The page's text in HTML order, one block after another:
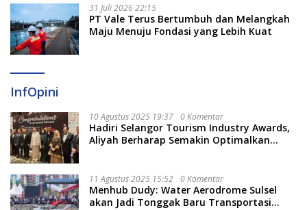
31 Juli 2026 22:15
PT Vale Terus Bertumbuh dan Melangkah
Maju Menuju Fondasi yang Lebih Kuat
InfOpini
10 Agustus 2025 19:37 0 Komentar
Hadiri Selangor Tourism Industry Awards,
Aliyah Berharap Semakin Optimalkan
11 Agustus 2025 15:52 0 Komentar
Menhub Dudy: Water Aerodrome Sulsel
akan Jadi Tonggak Baru Transportasi